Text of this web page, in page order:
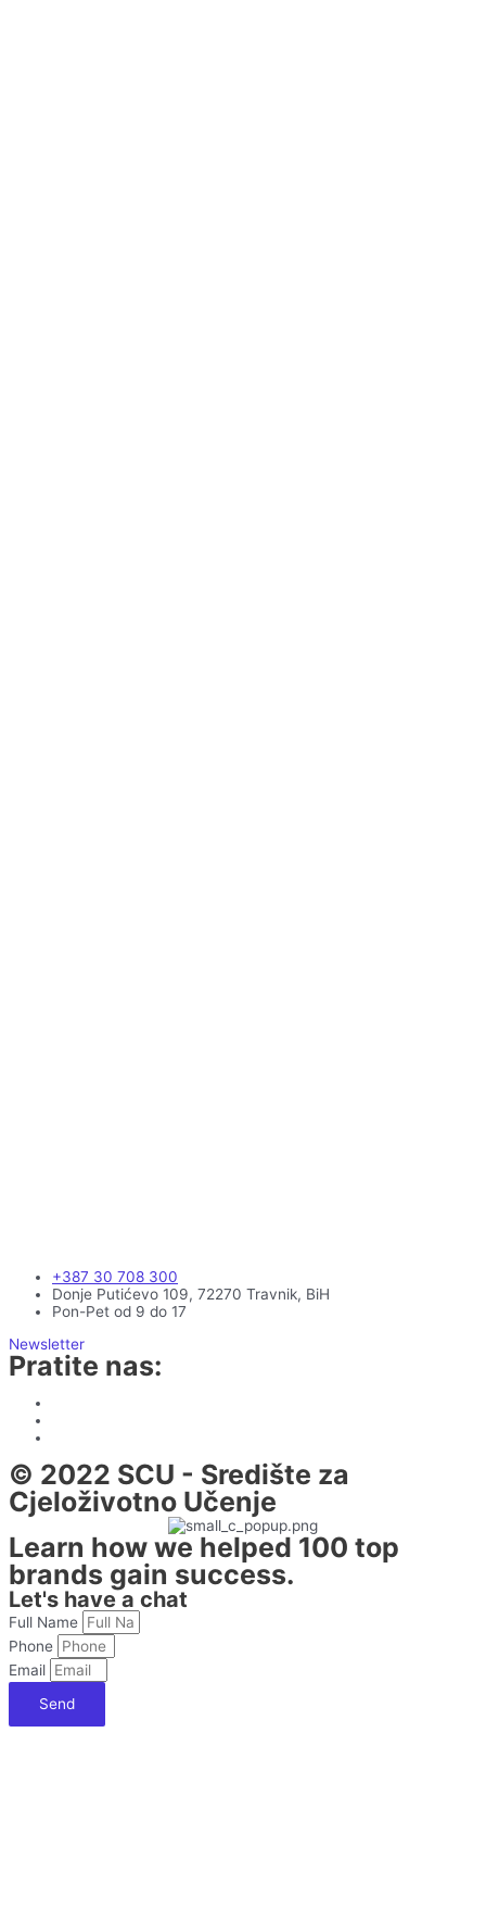
+387 30 708 300
Donje Putićevo 109, 72270 Travnik, BiH
Pon-Pet od 9 do 17
Newsletter
Pratite nas:
© 2022 SCU - Središte za
Cjeloživotno Učenje
Learn how we helped 100 top
brands gain success.
Let's have a chat
Full Name
Phone
Email
Send